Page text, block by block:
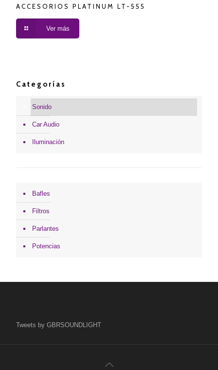
ACCESORIOS PLATINUM LT-555
Ver más
Categorías
Sonido
Car Audio
Iluminación
Bafles
Filtros
Parlantes
Potencias
Tweets by GBRSOUNDLIGHT